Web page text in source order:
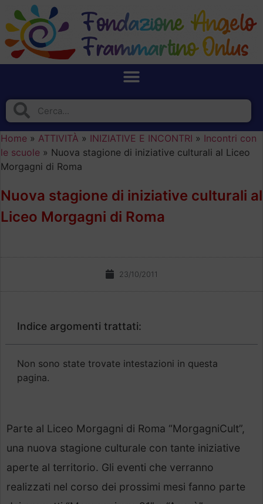
Home » ATTIVITÀ » INIZIATIVE E INCONTRI » Incontri con
le scuole » Nuova stagione di iniziative culturali al Liceo
Morgagni di Roma
Nuova stagione di iniziative culturali al
Liceo Morgagni di Roma
23/10/2011
Indice argomenti trattati:
Non sono state trovate intestazioni in questa
pagina.
Parte al Liceo Morgagni di Roma “MorgagniCult”,
una nuova stagione culturale con tante iniziative
aperte al territorio. Gli eventi che verranno
realizzati nel corso dei prossimi mesi fanno parte